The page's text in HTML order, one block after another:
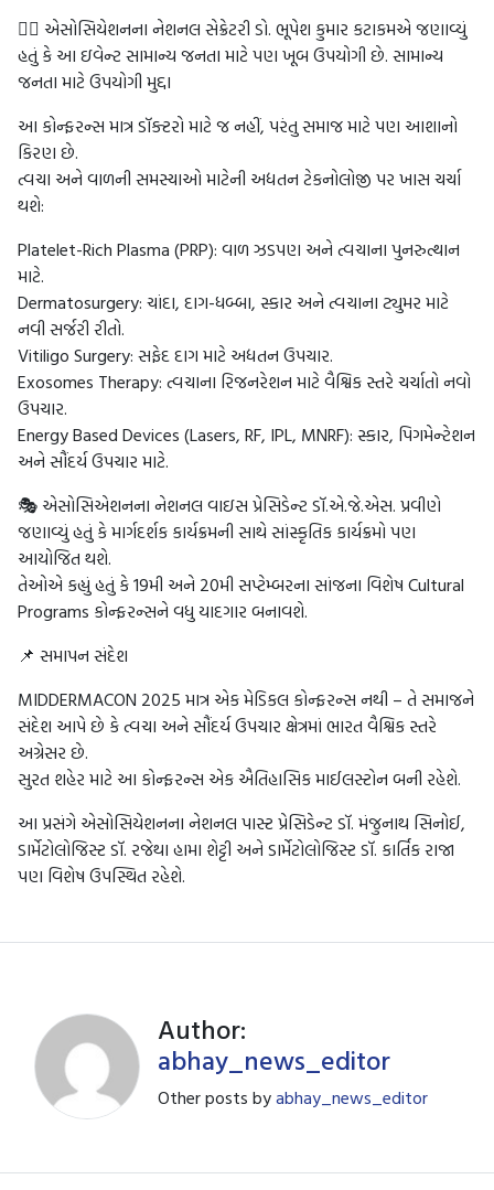
👨‍⚕️ એસોસિયેશનના નેશનલ સેક્રેટરી ડો. ભૂપેશ કુમાર કટાકમએ જણાવ્યું
હતું કે આ ઇવેન્ટ સામાન્ય જનતા માટે પણ ખૂબ ઉપયોગી છે. સામાન્ય
જનતા માટે ઉપયોગી મુદ્દા
આ કોન્ફરન્સ માત્ર ડૉક્ટરો માટે જ નહીં, પરંતુ સમાજ માટે પણ આશાનો
કિરણ છે.
ત્વચા અને વાળની સમસ્યાઓ માટેની અદ્યતન ટેકનોલોજી પર ખાસ ચર્ચા
થશે:
Platelet-Rich Plasma (PRP): વાળ ઝડપણ અને ત્વચાના પુનરુત્થાન
માટે.
Dermatosurgery: ચાંદા, દાગ-ધબ્બા, સ્કાર અને ત્વચાના ટ્યુમર માટે
નવી સર્જરી રીતો.
Vitiligo Surgery: સફેદ દાગ માટે અદ્યતન ઉપચાર.
Exosomes Therapy: ત્વચાના રિજનરેશન માટે વૈશ્વિક સ્તરે ચર્ચાતો નવો
ઉપચાર.
Energy Based Devices (Lasers, RF, IPL, MNRF): સ્કાર, પિગમેન્ટેશન
અને સૌંદર્ય ઉપચાર માટે.
🎭 એસોસિએશનના નેશનલ વાઇસ પ્રેસિડેન્ટ ડૉ.એ.જે.એસ. પ્રવીણે
જણાવ્યું હતું કે માર્ગદર્શક કાર્યક્રમની સાથે સાંસ્કૃતિક કાર્યક્રમો પણ
આયોજિત થશે.
તેઓએ કહ્યું હતું કે 19મી અને 20મી સપ્ટેમ્બરના સાંજના વિશેષ Cultural
Programs કોન્ફરન્સને વધુ યાદગાર બનાવશે.
📌 સમાપન સંદેશ
MIDDERMACON 2025 માત્ર એક મેડિકલ કોન્ફરન્સ નથી – તે સમાજને
સંદેશ આપે છે કે ત્વચા અને સૌંદર્ય ઉપચાર ક્ષેત્રમાં ભારત વૈશ્વિક સ્તરે
અગ્રેસર છે.
સુરત શહેર માટે આ કોન્ફરન્સ એક ઐતિહાસિક માઈલસ્ટોન બની રહેશે.
આ પ્રસંગે એસોસિયેશનના નેશનલ પાસ્ટ પ્રેસિડેન્ટ ડૉ. મંજુનાથ સિનોઈ,
ડાર્મેટોલોજિસ્ટ ડૉ. રજેથા હામા શેટ્ટી અને ડાર્મેટોલોજિસ્ટ ડૉ. કાર્તિક રાજા
પણ વિશેષ ઉપસ્થિત રહેશે.
Author:
abhay_news_editor
Other posts byabhay_news_editor